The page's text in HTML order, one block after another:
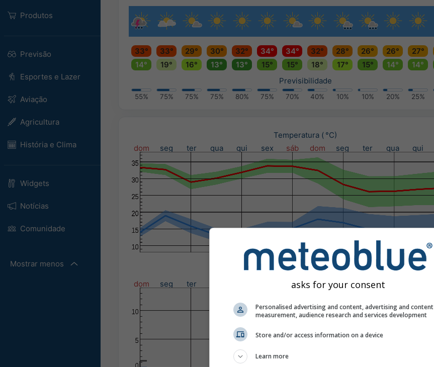
Produtos
Previsão
Esportes e Lazer
Aviação
Agricultura
História e Clima
Widgets
Notícias
Comunidade
Mostrar menos
33° 33° 29° 30° 32° 34° 34° 32° 28° 26° 26° 27°
14°
19° 16° 13° 13° 15° 15° 18° 17° 15° 14° 14°
Previsibilidade
55% 75% 75% 75% 80% 75% 70% 40% 10% 10% 20% 25%
Temperatura ( °C)
dom
seg ter qua qui sex sáb dom seg ter qua qui
Precipitação (mm) / Probabilidade de precipitação (%)
dom
seg ter sáb dom seg ter
asks for your consent
Personalised advertising and content, advertising and content
measurement, audience research and services development
Store and/or access information on a device
Learn more